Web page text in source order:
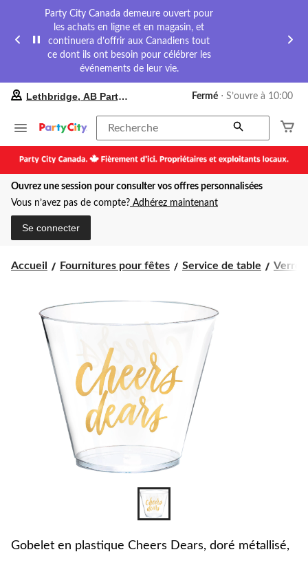
Party City Canada demeure ouvert pour
les achats en ligne et en magasin, et
continuera d’offrir aux Canadiens tout
ce dont ils ont besoin pour célébrer les
événements de leur vie.
préféré
Lethbridge,
Party
City,
courament
Fermé,
pour
Lethbridge, AB Party City Fermé ⋅ S’ouvre à 10:00
Recherche
Ouvrez une session pour consulter vos offres personnalisées
Vous n’avez pas de compte? Adhérez maintenant
Se connecter
Accueil Fournitures pour fêtes Service de table Verres
Gobelet en plastique Cheers Dears, doré métallisé,